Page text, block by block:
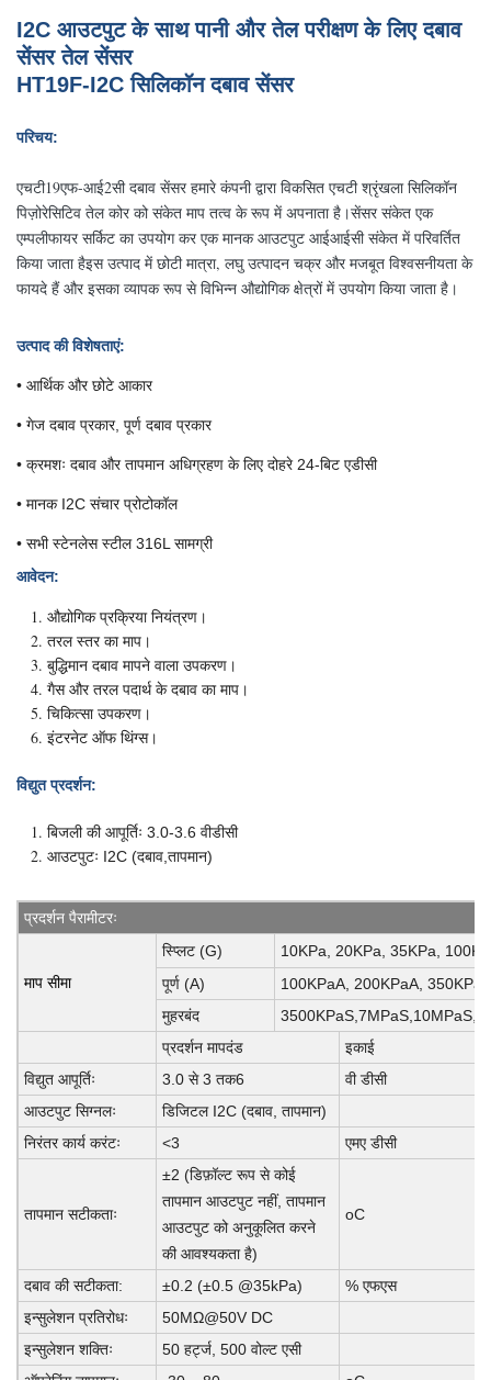
I2C आउटपुट के साथ पानी और तेल परीक्षण के लिए दबाव
सेंसर तेल सेंसर
HT19F-I2C सिलिकॉन दबाव सेंसर
परिचय:
एचटी19एफ-आई2सी दबाव सेंसर हमारे कंपनी द्वारा विकसित एचटी श्रृंखला सिलिकॉन
पिज़ोरेसिटिव तेल कोर को संकेत माप तत्व के रूप में अपनाता है।सेंसर संकेत एक
एम्पलीफायर सर्किट का उपयोग कर एक मानक आउटपुट आईआईसी संकेत में परिवर्तित
किया जाता हैइस उत्पाद में छोटी मात्रा, लघु उत्पादन चक्र और मजबूत विश्वसनीयता के
फायदे हैं और इसका व्यापक रूप से विभिन्न औद्योगिक क्षेत्रों में उपयोग किया जाता है।
उत्पाद की विशेषताएं:
• आर्थिक और छोटे आकार
• गेज दबाव प्रकार, पूर्ण दबाव प्रकार
• क्रमशः दबाव और तापमान अधिग्रहण के लिए दोहरे 24-बिट एडीसी
• मानक I2C संचार प्रोटोकॉल
• सभी स्टेनलेस स्टील 316L सामग्री
आवेदन:
औद्योगिक प्रक्रिया नियंत्रण।
तरल स्तर का माप।
बुद्धिमान दबाव मापने वाला उपकरण।
गैस और तरल पदार्थ के दबाव का माप।
चिकित्सा उपकरण।
इंटरनेट ऑफ थिंग्स।
विद्युत प्रदर्शन:
बिजली की आपूर्तिः 3.0-3.6 वीडीसी
आउटपुटः I2C (दबाव,तापमान)
प्रदर्शन पैरामीटरः
माप सीमा
स्प्लिट (G)
10KPa, 20KPa, 35KPa,
पूर्ण (A)
100KPaA, 200KPaA,
मुहरबंद
प्रदर्शन मापदंड
इकाई
विद्युत आपूर्तिः
3.0 से 3 तक6
वी डीसी
आउटपुट सिग्नलः
डिजिटल I2C (दबाव, तापमान)
निरंतर कार्य करंटः
<3 एमए डीसी
तापमान सटीकताः
±2 (डिफ़ॉल्ट रूप से कोई
तापमान आउटपुट नहीं, तापमान
आउटपुट को अनुकूलित करने
की आवश्यकता है)
oC
दबाव की सटीकता: ±0.2 (±0.5 @35kPa)
% एफएस
इन्सुलेशन प्रतिरोधः
50MΩ@50V DC
इन्सुलेशन शक्तिः
50 हर्ट्ज, 500 वोल्ट एसी